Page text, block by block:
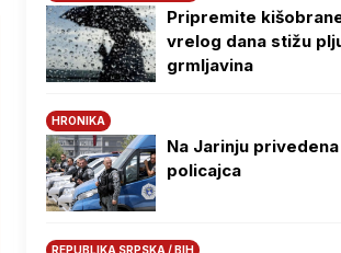
Pripremite
vrelog dana stižu
grmljavina
HRONIKA
Na Јarinju
policajca
REPUBLIKA SRPSKA / BIH